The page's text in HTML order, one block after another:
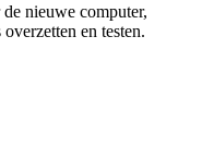
nieuwe computer,
en testen.